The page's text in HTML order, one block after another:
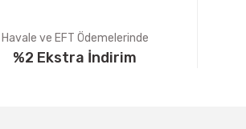
Havale ve EFT Ödemelerinde
%2 Ekstra İndirim